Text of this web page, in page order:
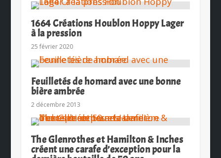
1664 Créations Houblon Hoppy Lager
à la pression
25 février 2020
Feuilletés de homard avec une bonne
bière ambrée
2 décembre 2013
The Glenrothes et Hamilton & Inches
créent une carafe d’exception pour la